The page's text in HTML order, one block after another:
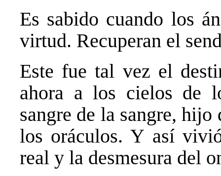
Es sabido cuando los
virtud. Recuperan el
Este fue tal vez el
ahora a los cielos de
sangre de la sangre,
los oráculos. Y así
real y la desmesura del